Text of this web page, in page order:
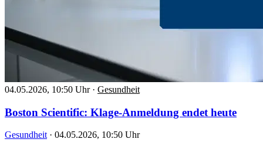
04.05.2026, 10:50 Uhr · Gesundheit
Boston Scientific: Klage-Anmeldung endet heute
Gesundheit · 04.05.2026, 10:50 Uhr